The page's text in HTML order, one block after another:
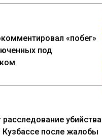
«побег»
под
убийства
Кузбассе после жалобы